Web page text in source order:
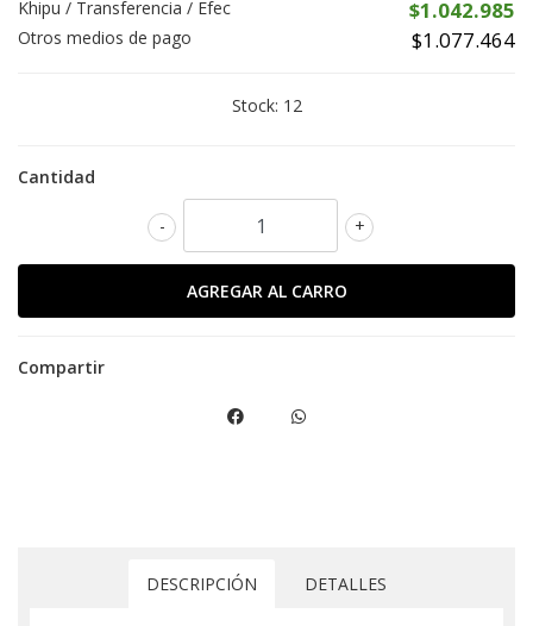
Khipu / Transferencia / Efec
$1.042.985
Otros medios de pago $1.077.464
Stock: 12
Cantidad
+
-
Compartir
DESCRIPCIÓN DETALLES